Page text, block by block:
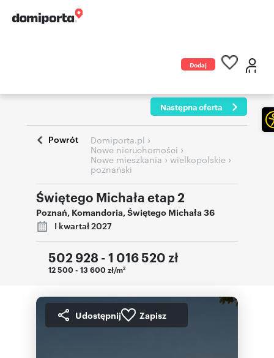
Dodaj
Następna oferta
Powrót Domiporta.pl ›
Nowe nieruchomości ›
Nowe mieszkania › wielkopolskie ›
poznański
Świętego Michała etap 2
Poznań, Komandoria,Świętego Michała 36
I kwartał 2027
502 928 - 1 016 520 zł
12 500 - 13 600 zł/m2
Udostępnij Zapisz